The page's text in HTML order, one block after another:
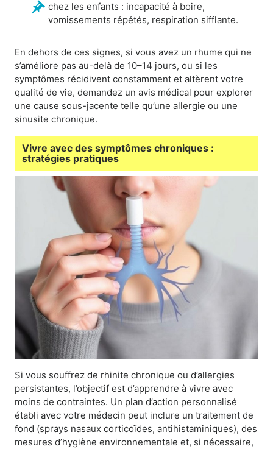
chez les enfants : incapacité à boire,
vomissements répétés, respiration sifflante.
En dehors de ces signes, si vous avez un rhume qui ne
s’améliore pas au-delà de 10–14 jours, ou si les
symptômes récidivent constamment et altèrent votre
qualité de vie, demandez un avis médical pour explorer
une cause sous-jacente telle qu’une allergie ou une
sinusite chronique.
Vivre avec des symptômes chroniques :
stratégies pratiques
Si vous souffrez de rhinite chronique ou d’allergies
persistantes, l’objectif est d’apprendre à vivre avec
moins de contraintes. Un plan d’action personnalisé
établi avec votre médecin peut inclure un traitement de
fond (sprays nasaux corticoïdes, antihistaminiques), des
mesures d’hygiène environnementale et, si nécessaire,